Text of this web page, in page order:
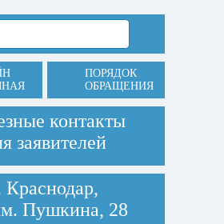
ПОРЯДОК
ОБРАЩЕНИЯ
контакты
заявителей
Краснодар,
Пушкина, 28